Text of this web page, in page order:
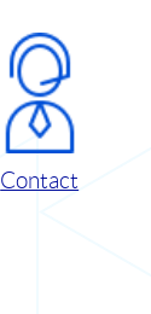
Contact